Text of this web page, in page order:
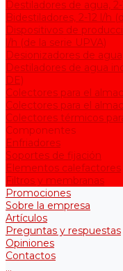
Destiladores de agua,
Bidestiladores, 2-12 l/h
Dispositivos de
l/h (de la serie UPVA)
Desionizadores de
Destiladores de agua
DE)
Colectores para el
Colectores para el
Colectores térmicos
Componentes
Enfriadores
Soportes de fijación
Elementos calefactores
Filtros y membranas
Promociones
Sobre la empresa
Artículos
Preguntas y respuestas
Opiniones
Contactos
...